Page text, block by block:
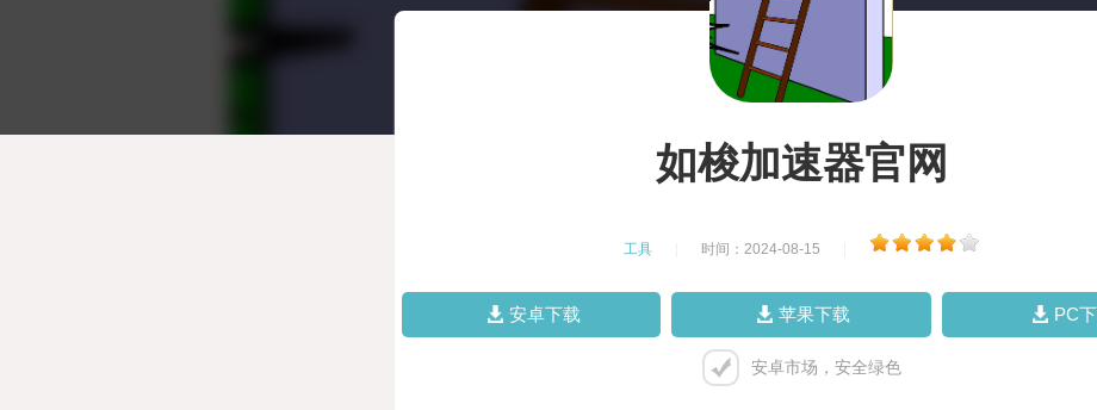
如梭加速器官网
工具 时间：2024-08-15
安卓下载 苹果下载 PC
安卓市场，安全绿色